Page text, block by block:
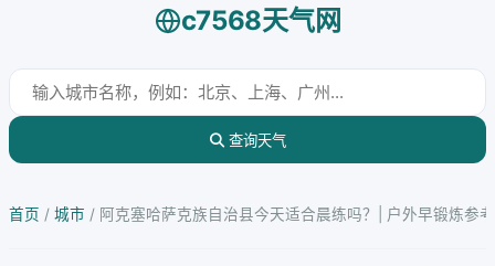
c7568天气网
查询天气
首页 / 城市 / 阿克塞哈萨克族自治县今天适合晨练吗？| 户外早锻炼参考